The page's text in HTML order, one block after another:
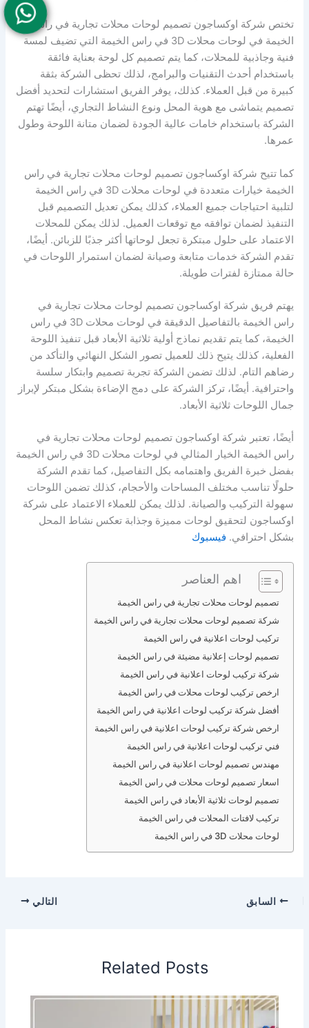
تختص شركة اوكساجون تصميم لوحات محلات تجارية في راس
الخيمة في لوحات محلات 3D في راس الخيمة التي تضيف لمسة
فنية وجاذبية للمحلات، كما يتم تصميم كل لوحة بعناية فائقة
باستخدام أحدث التقنيات والبرامج، لذلك تحظى الشركة بثقة
كبيرة من قبل العملاء. كذلك، يوفر الفريق استشارات لتحديد أفضل
تصميم يتماشى مع هوية المحل ونوع النشاط التجاري، أيضًا تهتم
الشركة باستخدام خامات عالية الجودة لضمان متانة اللوحة وطول
عمرها.
كما تتيح شركة اوكساجون تصميم لوحات محلات تجارية في راس
الخيمة خيارات متعددة في لوحات محلات 3D في راس الخيمة
لتلبية احتياجات جميع العملاء، كذلك يمكن تعديل التصميم قبل
التنفيذ لضمان توافقه مع توقعات العميل. لذلك يمكن للمحلات
الاعتماد على حلول مبتكرة تجعل لوحاتها أكثر جذبًا للزبائن. أيضًا،
تقدم الشركة خدمات متابعة وصيانة لضمان استمرار اللوحات في
حالة ممتازة لفترات طويلة.
يهتم فريق شركة اوكساجون تصميم لوحات محلات تجارية في
راس الخيمة بالتفاصيل الدقيقة في لوحات محلات 3D في راس
الخيمة، كما يتم تقديم نماذج أولية ثلاثية الأبعاد قبل تنفيذ اللوحة
الفعلية، كذلك يتيح ذلك للعميل تصور الشكل النهائي والتأكد من
رضاهم التام. لذلك تضمن الشركة تجربة تصميم وابتكار سلسة
واحترافية. أيضًا، تركز الشركة على دمج الإضاءة بشكل مبتكر لإبراز
جمال اللوحات ثلاثية الأبعاد.
أيضًا، تعتبر شركة اوكساجون تصميم لوحات محلات تجارية في
راس الخيمة الخيار المثالي في لوحات محلات 3D في راس الخيمة
بفضل خبرة الفريق واهتمامه بكل التفاصيل، كما تقدم الشركة
حلولًا تناسب مختلف المساحات والأحجام، كذلك تضمن اللوحات
سهولة التركيب والصيانة. لذلك يمكن للعملاء الاعتماد على شركة
اوكساجون لتحقيق لوحات مميزة وجذابة تعكس نشاط المحل
بشكل احترافي. فيسبوك
اهم العناصر
تصميم لوحات محلات تجارية في راس الخيمة
شركة تصميم لوحات محلات تجارية في راس الخيمة
تركيب لوحات اعلانية في راس الخيمة
تصميم لوحات إعلانية مضيئة في راس الخيمة
شركة تركيب لوحات اعلانية في راس الخيمة
ارخص تركيب لوحات محلات في راس الخيمة
أفضل شركة تركيب لوحات اعلانية في راس الخيمة
ارخص شركة تركيب لوحات اعلانية في راس الخيمة
فني تركيب لوحات اعلانية في راس الخيمة
مهندس تصميم لوحات اعلانية في راس الخيمة
اسعار تصميم لوحات محلات في راس الخيمة
تصميم لوحات ثلاثية الأبعاد في راس الخيمة
تركيب لافتات المحلات في راس الخيمة
لوحات محلات 3D في راس الخيمة
السابق التالي
Related Posts